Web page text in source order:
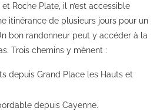
Roche Plate, il n’est accessible
itinérance de plusieurs jours pour un
bon randonneur peut y accéder à la
Trois chemins y mènent :
depuis Grand Place les Hauts et
depuis Cayenne.